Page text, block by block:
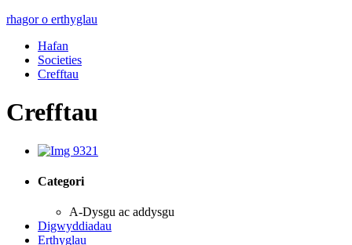
rhagor o erthyglau
Hafan
Societies
Crefftau
Crefftau
Categori
A-Dysgu ac addysgu
Digwyddiadau
Erthyglau